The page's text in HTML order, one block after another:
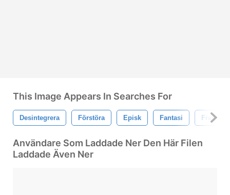
This Image Appears In Searches For
Desintegrera Förstöra Episk Fantasi
Användare Som Laddade Ner Den Här Filen
Laddade Även Ner